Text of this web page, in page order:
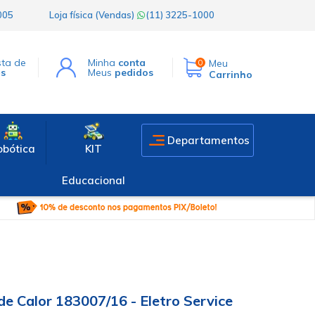
Loja física (Vendas) (11) 3225-1000
de Minha conta
Meus pedidos
0
Meu
Carrinho
KIT
Educacional
Departamentos
Calor 183007/16 - Eletro Service